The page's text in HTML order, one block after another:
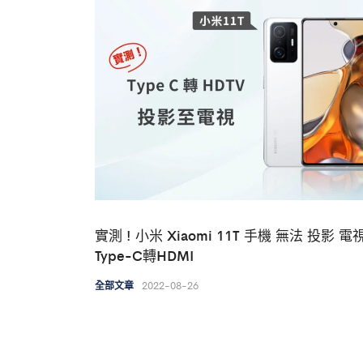
實測 ! 小米 Xiaomi 11T 手機 無法 投影 電
Type-C轉HDMI
全部文章 2022-08-26